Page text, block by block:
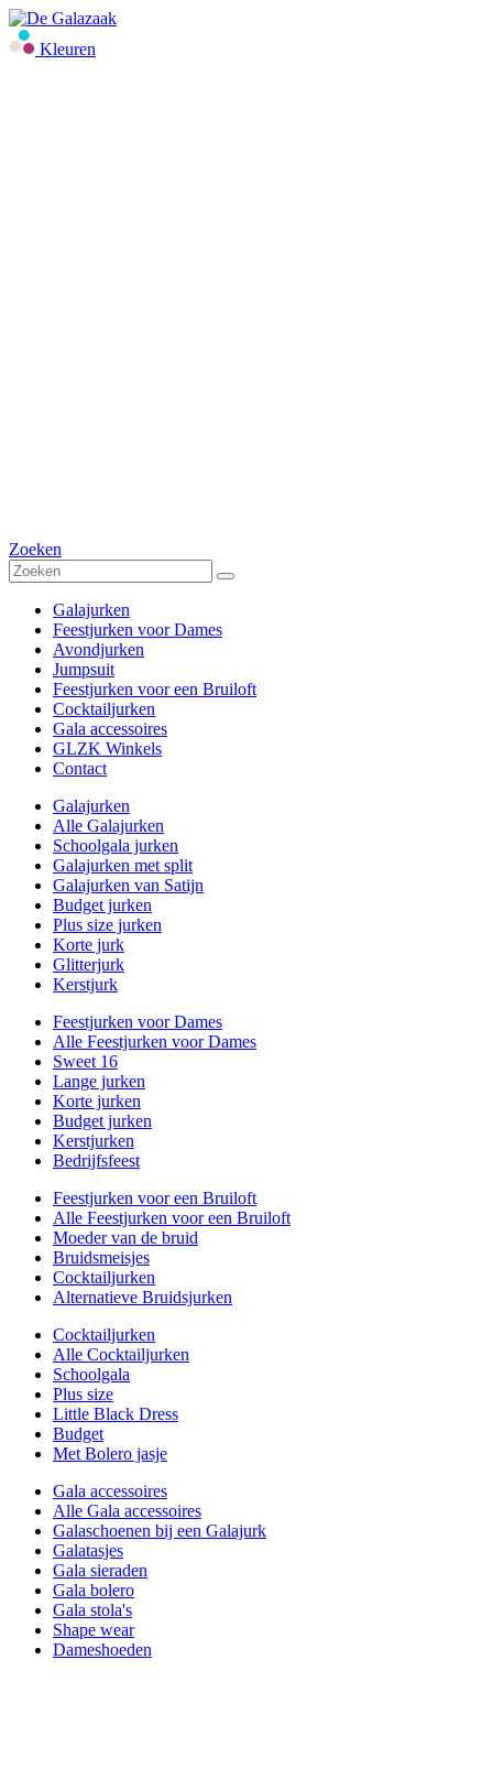
Kleuren
Zoeken
Galajurken
Feestjurken voor Dames
Avondjurken
Jumpsuit
Feestjurken voor een Bruiloft
Cocktailjurken
Gala accessoires
GLZK Winkels
Contact
Galajurken
Alle Galajurken
Schoolgala jurken
Galajurken met split
Galajurken van Satijn
Budget jurken
Plus size jurken
Korte jurk
Glitterjurk
Kerstjurk
Feestjurken voor Dames
Alle Feestjurken voor Dames
Sweet 16
Lange jurken
Korte jurken
Budget jurken
Kerstjurken
Bedrijfsfeest
Feestjurken voor een Bruiloft
Alle Feestjurken voor een Bruiloft
Moeder van de bruid
Bruidsmeisjes
Cocktailjurken
Alternatieve Bruidsjurken
Cocktailjurken
Alle Cocktailjurken
Schoolgala
Plus size
Little Black Dress
Budget
Met Bolero jasje
Gala accessoires
Alle Gala accessoires
Galaschoenen bij een Galajurk
Galatasjes
Gala sieraden
Gala bolero
Gala stola's
Shape wear
Dameshoeden